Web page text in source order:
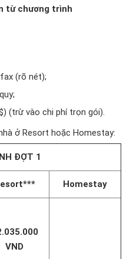
từ chương trình
(rõ nét);
(trừ vào chi phí trọn gói).
ở Resort hoặc Homestay:
ĐỢT 1
Homestay
VND